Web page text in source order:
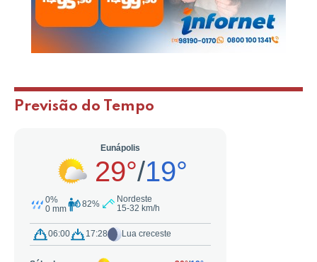
Previsão do Tempo